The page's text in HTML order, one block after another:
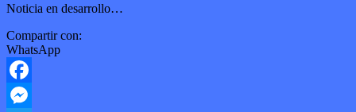
Noticia en desarrollo…
Compartir con:
WhatsApp
Facebook